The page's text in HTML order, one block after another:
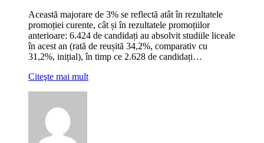
Această majorare de 3% se reflectă atât în rezultatele
promoției curente, cât și în rezultatele promoțiilor
anterioare: 6.424 de candidați au absolvit studiile liceale
în acest an (rată de reușită 34,2%, comparativ cu
31,2%, inițial), în timp ce 2.628 de candidați…
Citeşte mai mult